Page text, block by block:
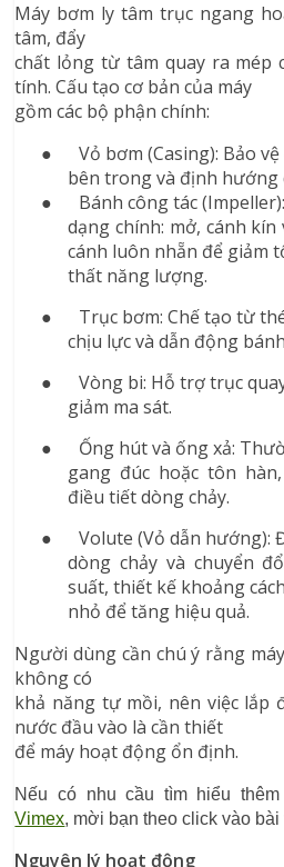
Máy bơm ly tâm trục ngang
tâm, đẩy
chất lỏng từ tâm quay ra mép
tính. Cấu tạo cơ bản của máy
gồm các bộ phận chính:
●
Vỏ bơm (Casing): Bảo
bên trong và định hướng
●
Bánh công tác
dạng chính: mở, cánh
cánh luôn nhẵn để giảm
thất năng lượng.
●
Trục bơm: Chế tạo từ
chịu lực và dẫn động
●
Vòng bi: Hỗ trợ trục
giảm ma sát.
●
Ống hút và ống xả:
gang đúc hoặc tôn
điều tiết dòng chảy.
●
Volute (Vỏ dẫn hướng):
dòng chảy và chuyển
suất, thiết kế khoảng
nhỏ để tăng hiệu quả.
Người dùng cần chú ý rằng
không có
khả năng tự mồi, nên việc lắp
nước đầu vào là cần thiết
để máy hoạt động ổn định.
Nếu có nhu cầu tìm hiểu
Vimex, mời bạn theo click vào bài
Nguyên lý hoạt động